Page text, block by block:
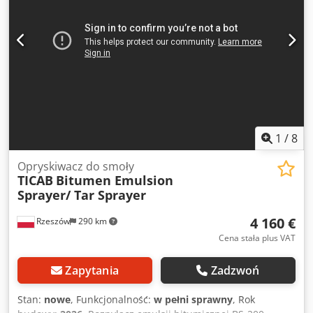
jest na ruszcie. DANE TECHNICZNE: - Objętość - 0,4m3
Dcjdpfovprxxjx Abxsk - Wydajność wynosi 2-2,5 ton na 8
godzin. - Paliwo propanowe - Zużycie - 3-4 kg/h (w
1 /8
Rzeszów 290 km
Opryskiwacz do smoły
TICAB Bitumen Emulsion
Sprayer/ Tar Sprayer
4 160 €
Cena stała plus VAT
Zapytania Zadzwoń
Stan: nowe, Funkcjonalność: w pełni sprawny, Rok